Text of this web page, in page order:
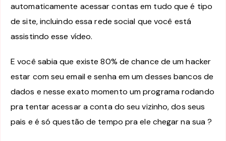
automaticamente acessar contas em tudo que é tipo
de site, incluindo essa rede social que você está
assistindo esse vídeo.
E você sabia que existe 80% de chance de um hacker
estar com seu email e senha em um desses bancos de
dados e nesse exato momento um programa rodando
pra tentar acessar a conta do seu vizinho, dos seus
pais e é só questão de tempo pra ele chegar na sua ?